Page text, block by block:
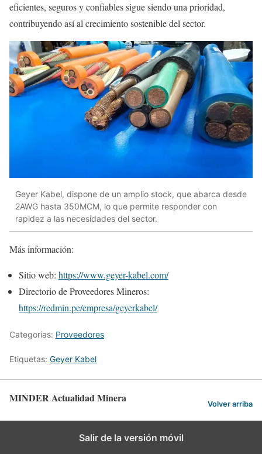
eficientes, seguros y confiables sigue siendo una prioridad,
contribuyendo así al crecimiento sostenible del sector.
Geyer Kabel, dispone de un amplio stock, que abarca desde
2AWG hasta 350MCM, lo que permite responder con
rapidez a las necesidades del sector.
Más información:
Sitio web: https://www.geyer-kabel.com/
Directorio de Proveedores Mineros:
https://redmin.pe/empresa/geyerkabel/
Categorías: Proveedores
Etiquetas: Geyer Kabel
MINDER Actualidad Minera Volver arriba
Salir de la versión móvil